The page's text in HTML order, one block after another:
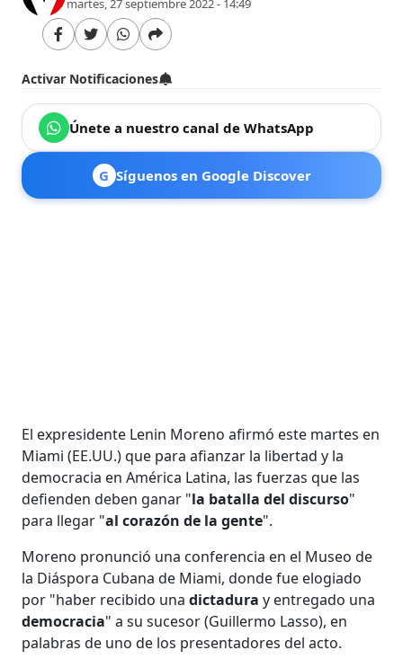
martes, 27 septiembre 2022 - 14:49
Activar Notificaciones
Únete a nuestro canal de WhatsApp
G Síguenos en Google Discover
El expresidente Lenin Moreno afirmó este martes en
Miami (EE.UU.) que para afianzar la libertad y la
democracia en América Latina, las fuerzas que las
defienden deben ganar "la batalla del discurso"
para llegar "al corazón de la gente".
Moreno pronunció una conferencia en el Museo de
la Diáspora Cubana de Miami, donde fue elogiado
por "haber recibido una dictaduray entregado una
democracia" a su sucesor (Guillermo Lasso), en
palabras de uno de los presentadores del acto.